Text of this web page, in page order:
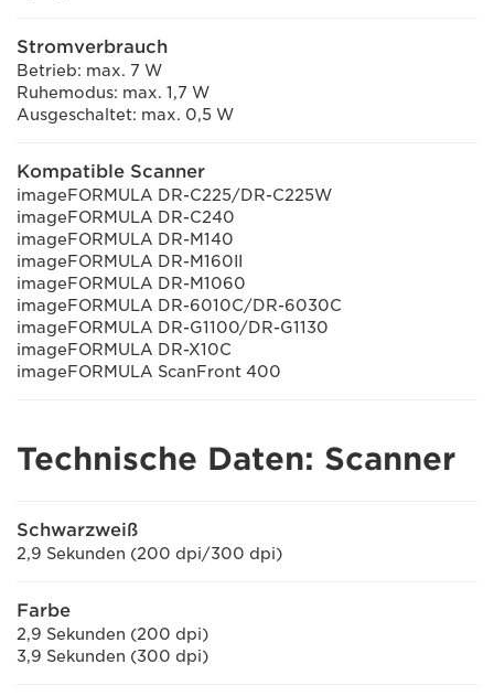
Stromverbrauch
Betrieb: max. 7 W
Ruhemodus: max. 1,7 W
Ausgeschaltet: max. 0,5 W
Kompatible Scanner
imageFORMULA DR-C225/DR-C225W
imageFORMULA DR-C240
imageFORMULA DR-M140
imageFORMULA DR-M160II
imageFORMULA DR-M1060
imageFORMULA DR-6010C/DR-6030C
imageFORMULA DR-G1100/DR-G1130
imageFORMULA DR-X10C
imageFORMULA ScanFront 400
Technische Daten: Scanner
Schwarzweiß
2,9 Sekunden (200 dpi/300 dpi)
Farbe
2,9 Sekunden (200 dpi)
3,9 Sekunden (300 dpi)